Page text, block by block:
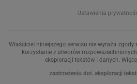
Ustawienia
Właściciel niniejszego serwisu nie wyraża
korzystanie z utworów
eksploracji tekstów i danych.
zastrzeżeniu dot. eksploracji